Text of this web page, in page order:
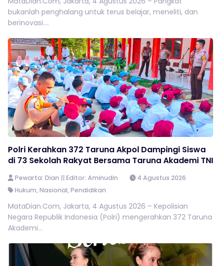
bukanlah penghalang untuk terus belajar, meneliti, dan
berinovasi....
Polri Kerahkan 372 Taruna Akpol Dampingi Siswa
di 73 Sekolah Rakyat Bersama Taruna Akademi TNI
Pewarta: Dian || Editor: Aminudin
4 Agustus 2026
Hukum, Nasional, Pendidikan
MataDian.Com, Jakarta, 4 Agustus 2026 – Kepolisian
Negara Republik Indonesia (Polri) mengerahkan 372 Taruna
Akademi...